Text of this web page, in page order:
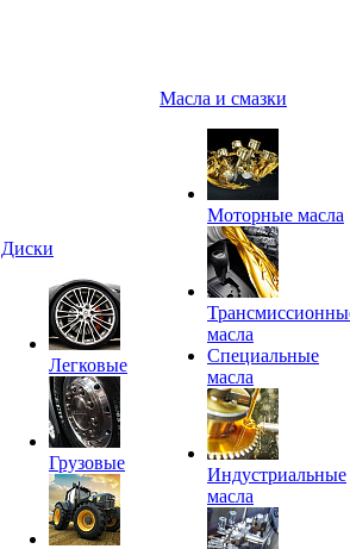
Диски
Легковые
Грузовые
Масла и смазки
Моторные масла
масла
Специальные
масла
Индустриальные
масла